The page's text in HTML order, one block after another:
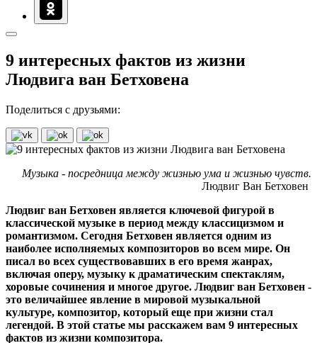
9 интересных фактов из жизни
Людвига ван Бетховена
Поделиться с друзьями:
Музыка - посредница между жизнью ума и жизнью чувств.
Людвиг Ван Бетховен
Людвиг ван Бетховен является ключевой фигурой в
классической музыке в период между классицизмом и
романтизмом. Сегодня Бетховен является одним из
наиболее исполняемых композиторов во всем мире. Он
писал во всех существовавших в его время жанрах,
включая оперу, музыку к драматическим спектаклям,
хоровые сочинения и многое другое. Людвиг ван Бетховен -
это величайшее явление в мировой музыкальной
культуре, композитор, который еще при жизни стал
легендой. В этой статье мы расскажем вам 9 интересных
фактов из жизни композитора.